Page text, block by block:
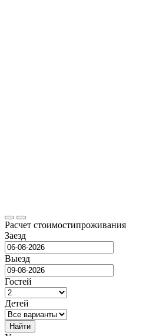
Расчет стоимостипроживания
Заезд
Выезд
Гостей
Детей
Найти